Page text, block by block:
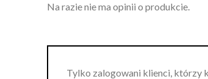
Na razie nie ma opinii o produkcie.
Tylko zalogowani klienci, którzy